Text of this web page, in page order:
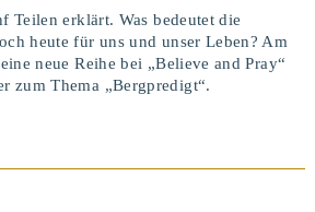
Teilen erklärt. Was bedeutet die
heute für uns und unser Leben? Am
neue Reihe bei „Believe and Pray“
zum Thema „Bergpredigt“.